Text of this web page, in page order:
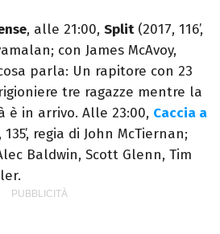
, alle 21:00, Split(2017, 116’,
con James McAvoy,
parla: Un rapitore con 23
tre ragazze mentre la
è in arrivo. Alle 23:00, Caccia a
135’, regia di John McTiernan;
Baldwin, Scott Glenn, Tim